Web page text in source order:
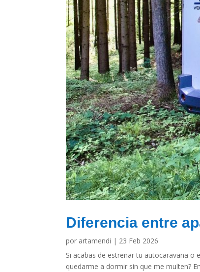
Diferencia entre
por artamendi | 23 Feb 2026
Si acabas de estrenar tu autocaravana o
quedarme a dormir sin que me multen?